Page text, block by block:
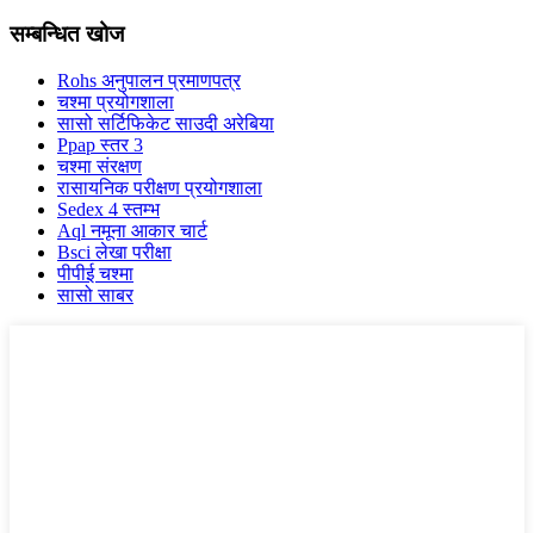
सम्बन्धित खोज
Rohs अनुपालन प्रमाणपत्र
चश्मा प्रयोगशाला
सासो सर्टिफिकेट साउदी अरेबिया
Ppap स्तर 3
चश्मा संरक्षण
रासायनिक परीक्षण प्रयोगशाला
Sedex 4 स्तम्भ
Aql नमूना आकार चार्ट
Bsci लेखा परीक्षा
पीपीई चश्मा
सासो साबर